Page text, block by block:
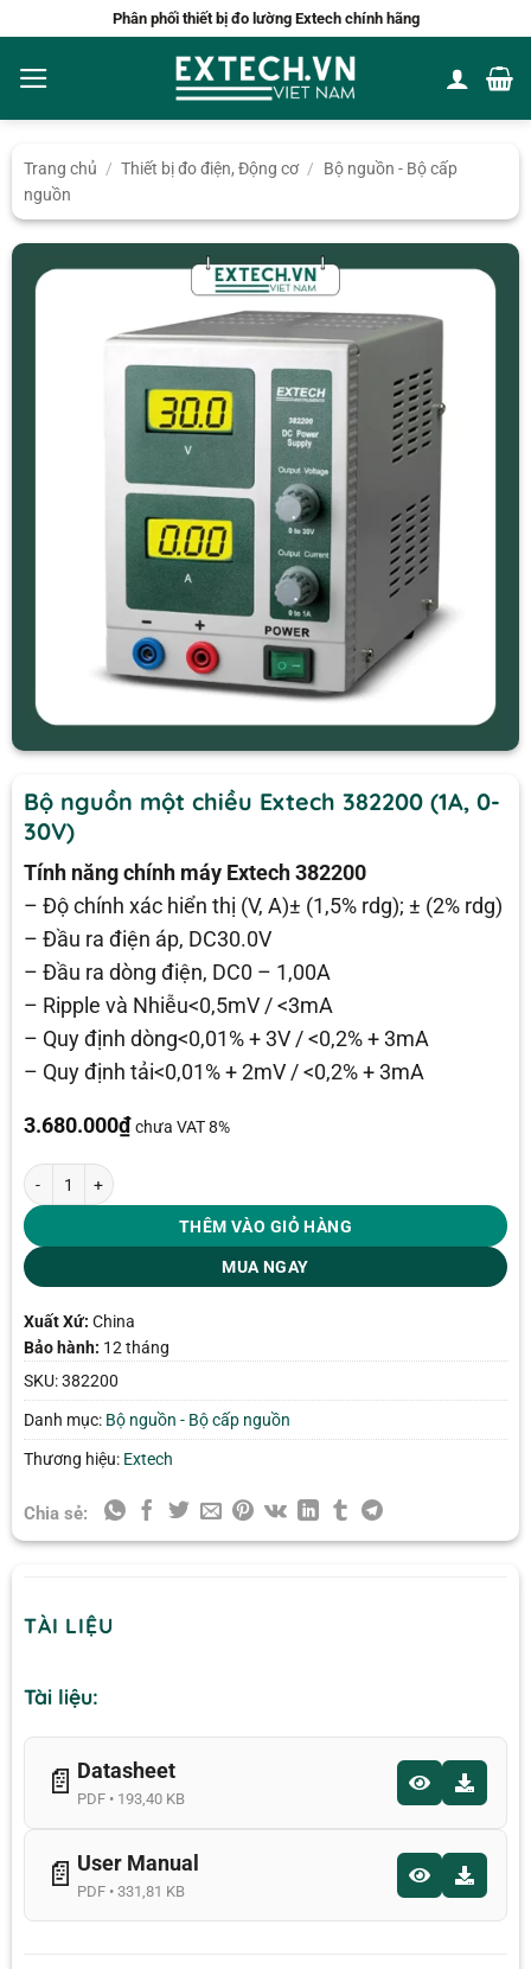
nội
dung
Phân phối thiết bị đo lường Extech chính hãng
Trang chủ / Thiết bị đo điện, Động cơ /
Bộ nguồn - Bộ cấp
nguồn
Bộ nguồn một chiều Extech 382200 (1A, 0-
30V)
Tính năng chính máy Extech 382200
– Độ chính xác hiển thị (V, A)± (1,5% rdg); ± (2% rdg)
– Đầu ra điện áp, DC30.0V
– Đầu ra dòng điện, DC0 – 1,00A
– Ripple và Nhiễu<0,5mV / <3mA
– Quy định dòng<0,01% + 3V / <0,2% + 3mA
– Quy định tải<0,01% + 2mV / <0,2% + 3mA
3.680.000₫ chưa VAT 8%
Bộ nguồn một chiều Extech 382200 (1A, 0-30V) số lượng
THÊM VÀO GIỎ HÀNG
MUA NGAY
Xuất Xứ: China
Bảo hành: 12 tháng
SKU:382200
Danh mục: Bộ nguồn - Bộ cấp nguồn
Thương hiệu: Extech
Chia sẻ:
TÀI LIỆU
Tài liệu:
📄 Datasheet
PDF • 193,40 KB
📄 User Manual
PDF • 331,81 KB